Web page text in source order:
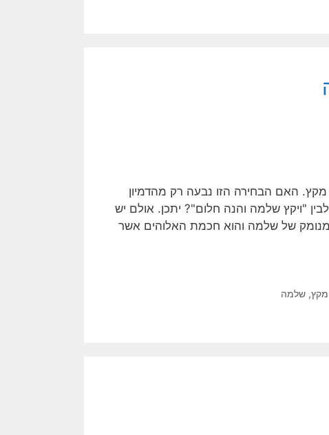
האם הבחירה הזו נבעה רק מהדמיון
"ויקץ שלמה והנה חלום"? יתכן. אולם יש
המנומק של שלמה והוא חכמת האלוהים אשר
, שלמה